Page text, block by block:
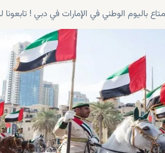
باليوم الوطني في الإمارات في دبي ! تابعونا